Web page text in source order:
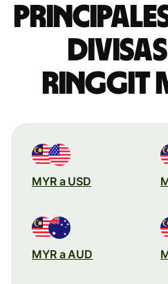
ringgit
MYR a USD
MYR a AUD